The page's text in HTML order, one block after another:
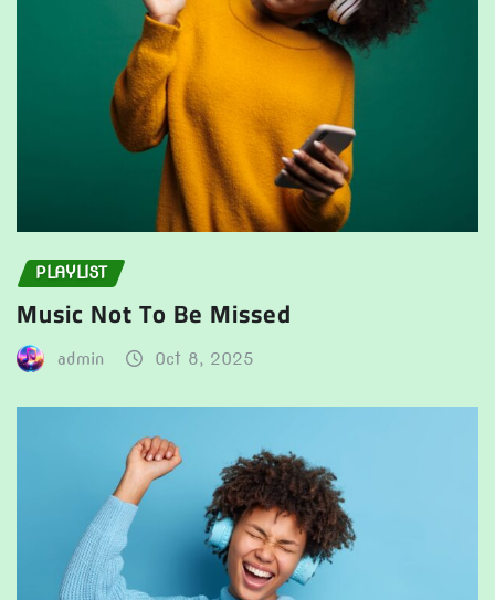
PLAYLIST
Music Not To Be Missed
admin Oct 8, 2025